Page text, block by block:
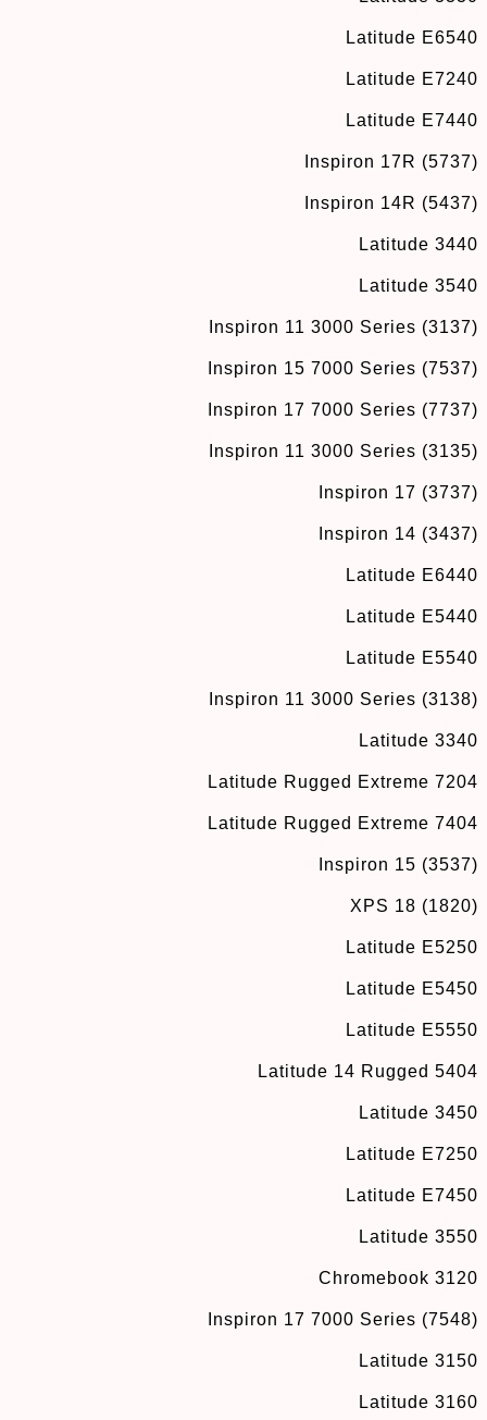
Latitude E6540
Latitude E7240
Latitude E7440
Inspiron 17R (5737)
Inspiron 14R (5437)
Latitude 3440
Latitude 3540
Inspiron 11 3000 Series (3137)
Inspiron 15 7000 Series (7537)
Inspiron 17 7000 Series (7737)
Inspiron 11 3000 Series (3135)
Inspiron 17 (3737)
Inspiron 14 (3437)
Latitude E6440
Latitude E5440
Latitude E5540
Inspiron 11 3000 Series (3138)
Latitude 3340
Latitude Rugged Extreme 7204
Latitude Rugged Extreme 7404
Inspiron 15 (3537)
XPS 18 (1820)
Latitude E5250
Latitude E5450
Latitude E5550
Latitude 14 Rugged 5404
Latitude 3450
Latitude E7250
Latitude E7450
Latitude 3550
Chromebook 3120
Inspiron 17 7000 Series (7548)
Latitude 3150
Latitude 3160